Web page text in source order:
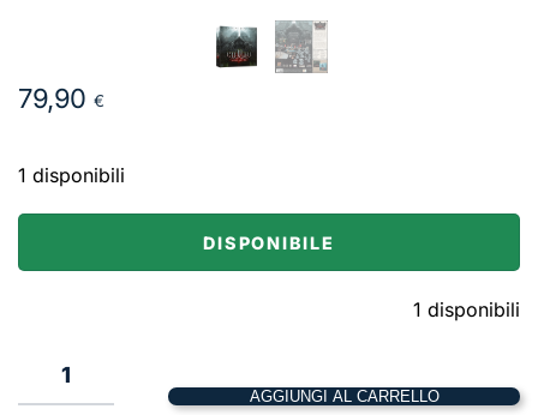
79,90 €
1 disponibili
DISPONIBILE
1 disponibili
1
AGGIUNGI AL CARRELLO